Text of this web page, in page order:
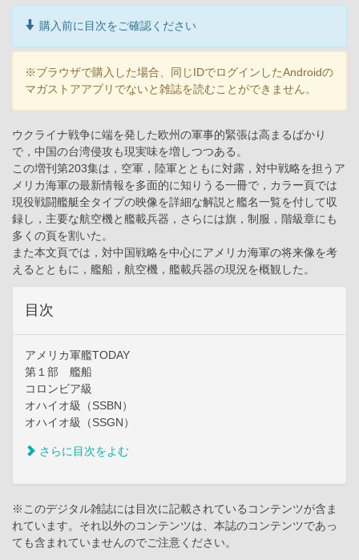
購入前に目次をご確認ください
※ブラウザで購入した場合、同じIDでログインしたAndroidの
マガストアアプリでないと雑誌を読むことができません。
ウクライナ戦争に端を発した欧州の軍事的緊張は高まるばかり
で，中国の台湾侵攻も現実味を増しつつある。
この増刊第203集は，空軍，陸軍とともに対露，対中戦略を担うア
メリカ海軍の最新情報を多面的に知りうる一冊で，カラー頁では
現役戦闘艦艇全タイプの映像を詳細な解説と艦名一覧を付して収
録し，主要な航空機と艦載兵器，さらには旗，制服，階級章にも
多くの頁を割いた。
また本文頁では，対中国戦略を中心にアメリカ海軍の将来像を考
えるとともに，艦船，航空機，艦載兵器の現況を概観した。
目次
アメリカ軍艦TODAY
第１部 艦船
コロンビア級
オハイオ級（SSBN）
オハイオ級（SSGN）
さらに目次をよむ
※このデジタル雑誌には目次に記載されているコンテンツが含ま
れています。それ以外のコンテンツは、本誌のコンテンツであっ
ても含まれていませんのでご注意ください。